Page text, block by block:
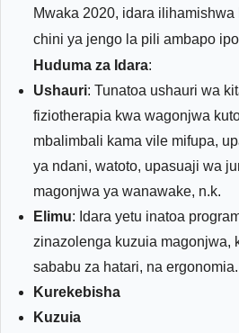
Mwaka 2020, idara ilihamishwa
chini ya jengo la pili ambapo
Huduma za Idara:
Ushauri: Tunatoa ushauri wa
fiziotherapia kwa wagonjwa
mbalimbali kama vile mifupa,
ya ndani, watoto, upasuaji wa
magonjwa ya wanawake, n.k.
Elimu: Idara yetu inatoa
zinazolenga kuzuia magonjwa,
sababu za hatari, na ergonomia.
Kurekebisha
Kuzuia